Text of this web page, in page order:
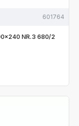
601764
NR.3 680/2